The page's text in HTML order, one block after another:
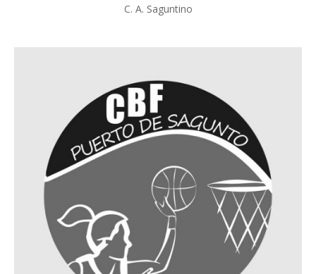
C. A. Saguntino